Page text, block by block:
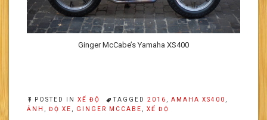
Ginger McCabe’s Yamaha XS400
POSTED IN XẾ ĐỘ TAGGED 2016 AMAHA XS400
ẢNH
ĐỘ XE GINGER MCCABE XẾ ĐỘ